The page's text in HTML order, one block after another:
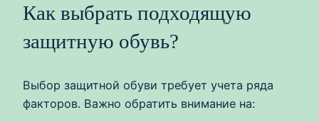
Как выбрать подходящую
защитную обувь?
Выбор защитной обуви требует учета ряда
факторов. Важно обратить внимание на: